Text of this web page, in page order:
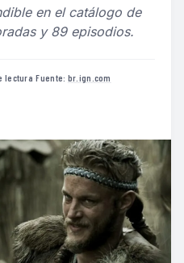
en el catálogo de
y 89 episodios.
lectura·Fuente: br.ign.com